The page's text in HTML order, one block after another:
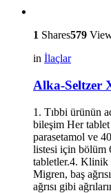
1 Shares579
in İlaçlar
Alka-Seltzer
1. Tıbbi ürünün
bileşim Her
parasetamol ve
listesi için bölüm
tabletler.4. Klinik
Migren, baş
ağrısı gibi